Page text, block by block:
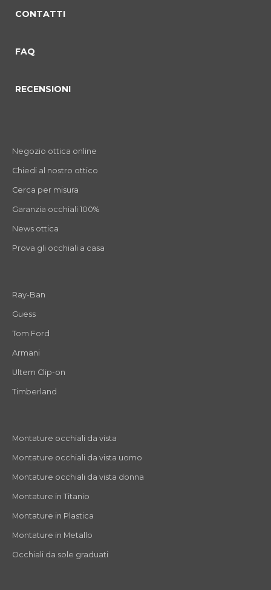
CONTATTI
FAQ
RECENSIONI
Negozio ottica online
Chiedi al nostro ottico
Cerca per misura
Garanzia occhiali 100%
News ottica
Prova gli occhiali a casa
Ray-Ban
Guess
Tom Ford
Armani
Ultem Clip-on
Timberland
Montature occhiali da vista
Montature occhiali da vista uomo
Montature occhiali da vista donna
Montature in Titanio
Montature in Plastica
Montature in Metallo
Occhiali da sole graduati